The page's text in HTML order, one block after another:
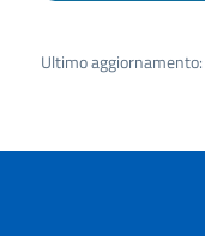
Ultimo aggiornamento: